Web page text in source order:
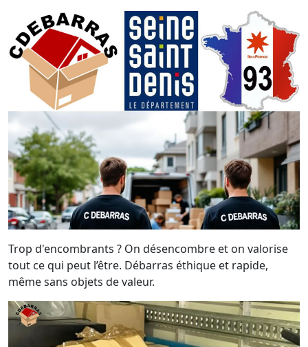
Trop d'encombrants ? On désencombre et on valorise
tout ce qui peut l’être. Débarras éthique et rapide,
même sans objets de valeur.